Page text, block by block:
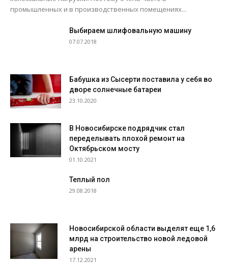
промышленных и в производственных помещениях...
Выбираем шлифовальную машину
07.07.2018
Бабушка из Сысерти поставила у себя во
дворе солнечные батареи
23.10.2020
В Новосибирске подрядчик стал
переделывать плохой ремонт на
Октябрьском мосту
01.10.2021
Теплый пол
29.08.2018
Новосибирской области выделят еще 1,6
млрд на строительство новой ледовой
арены
17.12.2021